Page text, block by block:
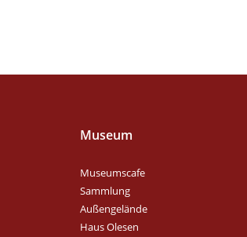
Museum
Museumscafe
Sammlung
Außengelände
Haus Olesen